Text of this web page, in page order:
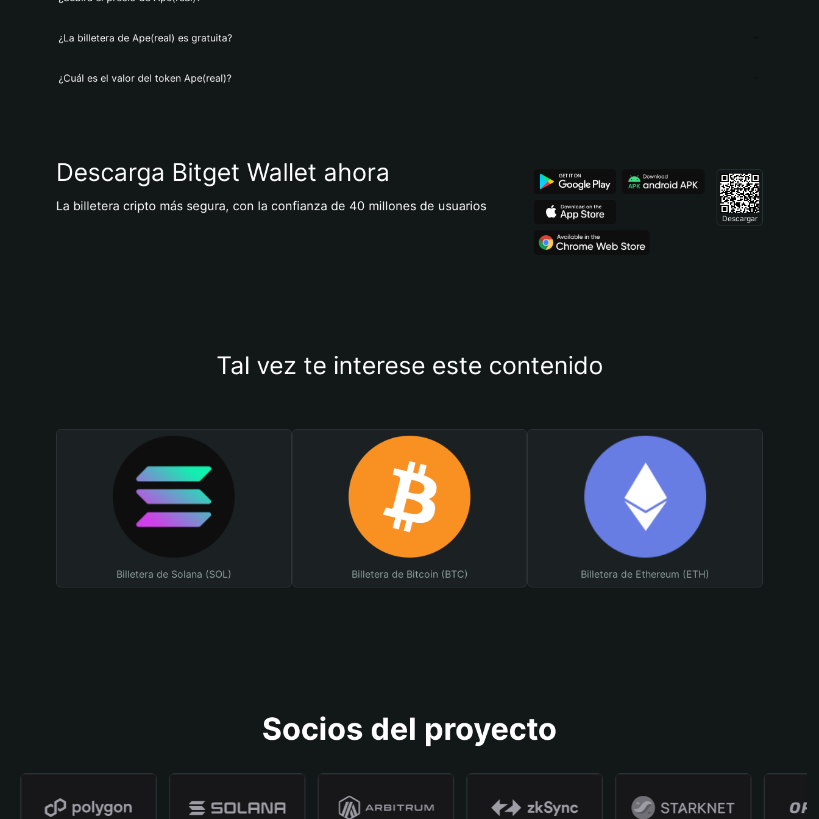
¿La billetera de Ape(real) es gratuita?
¿Cuál es el valor del token Ape(real)?
Descarga Bitget Wallet ahora
La billetera cripto más segura, con la confianza de 40 millones de usuarios
Descargar
Tal vez te interese este contenido
Billetera de Solana (SOL) Billetera de Bitcoin (BTC) Billetera de Ethereum (ETH)
Socios del proyecto